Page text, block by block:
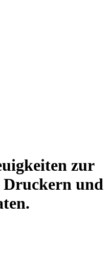
zur
Druckern und